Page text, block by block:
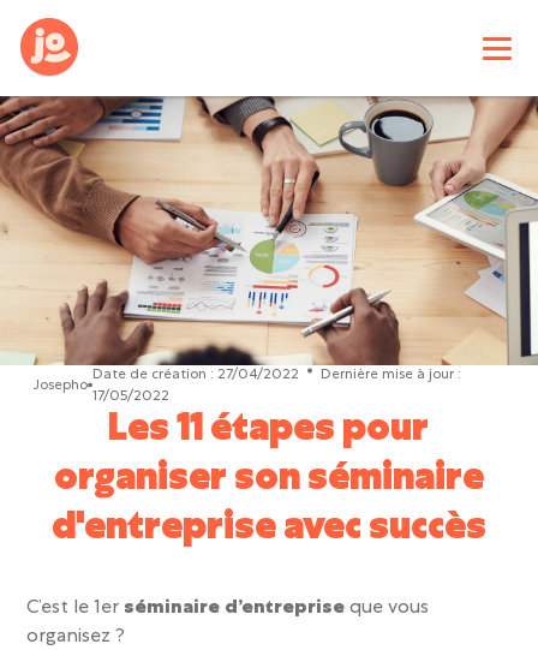
Josepho
Date de création : 27/04/2022
Dernière mise à jour :
17/05/2022
Les 11 étapes pour
organiser son séminaire
d'entreprise avec succès
C’est le 1er séminaire d’entreprise que vous
organisez ?